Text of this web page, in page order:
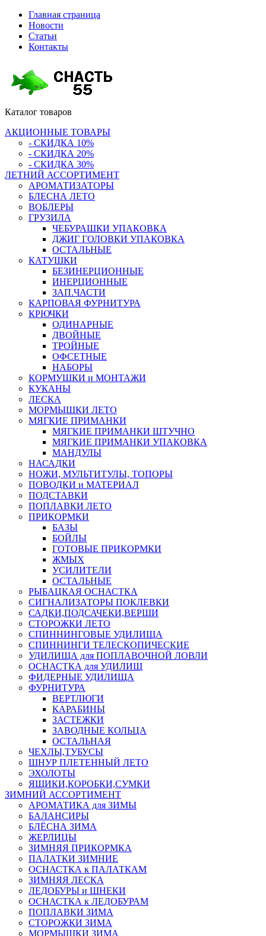
Главная страница
Новости
Статьи
Контакты
Каталог товаров
АКЦИОННЫЕ ТОВАРЫ
- СКИДКА 10%
- СКИДКА 20%
- СКИДКА 30%
ЛЕТНИЙ АССОРТИМЕНТ
АРОМАТИЗАТОРЫ
БЛЕСНА ЛЕТО
ВОБЛЕРЫ
ГРУЗИЛА
ЧЕБУРАШКИ УПАКОВКА
ДЖИГ ГОЛОВКИ УПАКОВКА
ОСТАЛЬНЫЕ
КАТУШКИ
БЕЗИНЕРЦИОННЫЕ
ИНЕРЦИОННЫЕ
ЗАП.ЧАСТИ
КАРПОВАЯ ФУРНИТУРА
КРЮЧКИ
ОДИНАРНЫЕ
ДВОЙНЫЕ
ТРОЙНЫЕ
ОФСЕТНЫЕ
НАБОРЫ
КОРМУШКИ и МОНТАЖИ
КУКАНЫ
ЛЕСКА
МОРМЫШКИ ЛЕТО
МЯГКИЕ ПРИМАНКИ
МЯГКИЕ ПРИМАНКИ ШТУЧНО
МЯГКИЕ ПРИМАНКИ УПАКОВКА
МАНДУЛЫ
НАСАДКИ
НОЖИ, МУЛЬТИТУЛЫ, ТОПОРЫ
ПОВОДКИ и МАТЕРИАЛ
ПОДСТАВКИ
ПОПЛАВКИ ЛЕТО
ПРИКОРМКИ
БАЗЫ
БОЙЛЫ
ГОТОВЫЕ ПРИКОРМКИ
ЖМЫХ
УСИЛИТЕЛИ
ОСТАЛЬНЫЕ
РЫБАЦКАЯ ОСНАСТКА
СИГНАЛИЗАТОРЫ ПОКЛЕВКИ
САДКИ,ПОДСАЧЕКИ,ВЕРШИ
СТОРОЖКИ ЛЕТО
СПИННИНГОВЫЕ УДИЛИЩА
СПИННИНГИ ТЕЛЕСКОПИЧЕСКИЕ
УДИЛИЩА для ПОПЛАВОЧНОЙ ЛОВЛИ
ОСНАСТКА для УДИЛИЩ
ФИДЕРНЫЕ УДИЛИЩА
ФУРНИТУРА
ВЕРТЛЮГИ
КАРАБИНЫ
ЗАСТЕЖКИ
ЗАВОДНЫЕ КОЛЬЦА
ОСТАЛЬНАЯ
ЧЕХЛЫ,ТУБУСЫ
ШНУР ПЛЕТЕННЫЙ ЛЕТО
ЭХОЛОТЫ
ЯЩИКИ,КОРОБКИ,СУМКИ
ЗИМНИЙ АССОРТИМЕНТ
АРОМАТИКА для ЗИМЫ
БАЛАНСИРЫ
БЛЁСНА ЗИМА
ЖЕРЛИЦЫ
ЗИМНЯЯ ПРИКОРМКА
ПАЛАТКИ ЗИМНИЕ
ОСНАСТКА к ПАЛАТКАМ
ЗИМНЯЯ ЛЕСКА
ЛЕДОБУРЫ и ШНЕКИ
ОСНАСТКА к ЛЕДОБУРАМ
ПОПЛАВКИ ЗИМА
СТОРОЖКИ ЗИМА
МОРМЫШКИ ЗИМА